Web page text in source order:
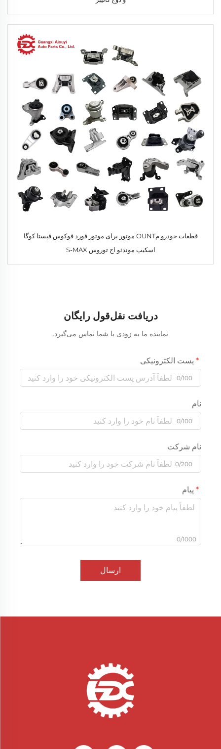
قطعات خودرو مOUNT موتور برای موتور فورد فوکوس فیستا کوگا
اسکیپ موندئو اج توروس S-MAX
دریافت نقل‌قول رایگان
نماینده ما به زودی با شما تماس می‌گیرد.
پست الکترونیکی
0/100
نام
0/100
نام شرکت
0/200
پیام
0/1000
ارسال